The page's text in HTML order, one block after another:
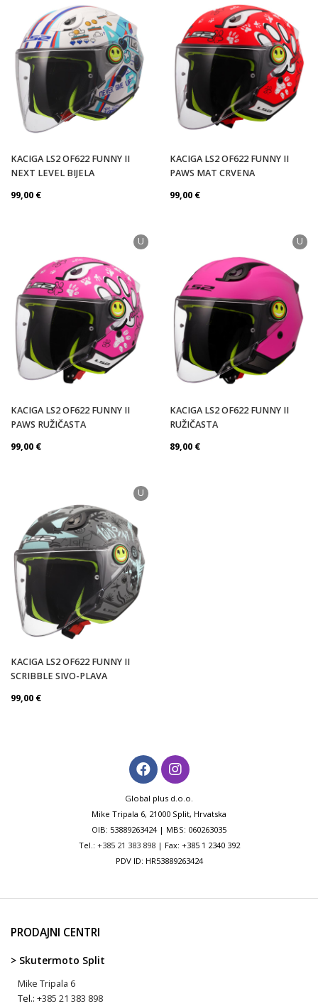
KACIGA LS2 OF622 FUNNY II
NEXT LEVEL BIJELA
99,00 €
KACIGA LS2 OF622 FUNNY II
PAWS MAT CRVENA
99,00 €
U
KACIGA LS2 OF622 FUNNY II
PAWS RUŽIČASTA
99,00 €
U
KACIGA LS2 OF622 FUNNY II
RUŽIČASTA
89,00 €
U
KACIGA LS2 OF622 FUNNY II
SCRIBBLE SIVO-PLAVA
99,00 €
Global plus d.o.o.
Mike Tripala 6, 21000 Split, Hrvatska
OIB: 53889263424 | MBS: 060263035
Tel.: +385 21 383 898| Fax: +385 1 2340 392
PDV ID: HR53889263424
PRODAJNI CENTRI
> Skutermoto Split
Mike Tripala 6
Tel.: +385 21 383 898